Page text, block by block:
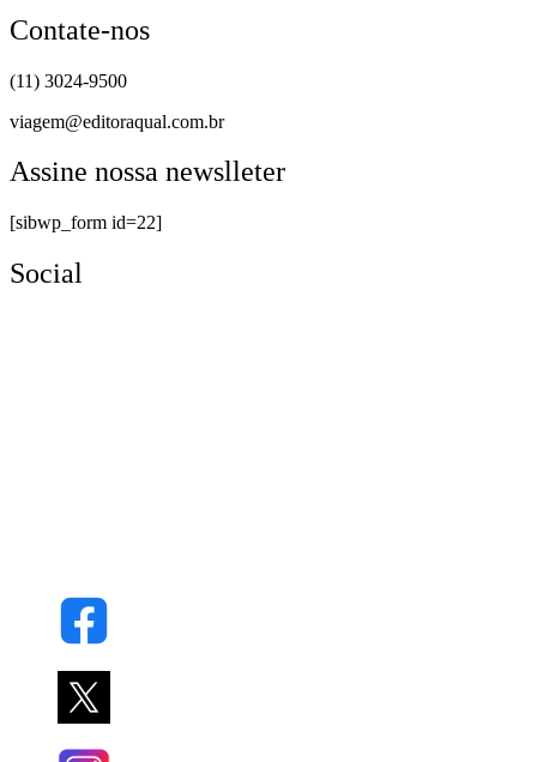
Contate-nos
(11) 3024-9500
viagem@editoraqual.com.br
Assine nossa newslleter
[sibwp_form id=22]
Social